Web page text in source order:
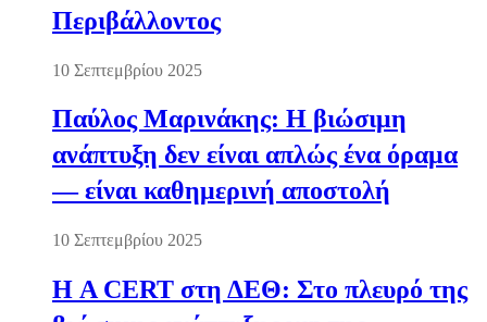
Περιβάλλοντος
10 Σεπτεμβρίου 2025
Παύλος Μαρινάκης: Η βιώσιμη
ανάπτυξη δεν είναι απλώς ένα όραμα
— είναι καθημερινή αποστολή
10 Σεπτεμβρίου 2025
Η A CERT στη ΔΕΘ: Στο πλευρό της